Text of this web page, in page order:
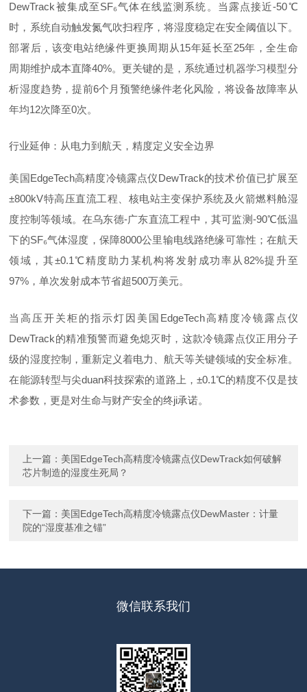
DewTrack被集成至SF₆气体在线监测系统。当露点接近-50℃
时，系统自动触发氮气吹扫程序，将湿度稳定在安全阈值以下。
部署后，该变电站绝缘件更换周期从15年延长至25年，全生命
周期维护成本直降40%。更关键的是，系统通过机器学习模型分
析湿度趋势，提前6个月预警绝缘件老化风险，将设备故障率从
年均12次降至0次。
行业延伸：从电力到航天，精度定义安全边界
美国EdgeTech高精度冷镜露点仪DewTrack的技术价值已扩展至
±800kV特高压直流工程、核电站主变保护系统及火箭燃料舱湿
度控制等领域。在乌东德-广东直流工程中，其可监测-90℃低温
下的SF₆气体湿度，保障8000公里输电线路绝缘可靠性；在航天
领域，其±0.1℃精度助力某机构将发射成功率从82%提升至
97%，单次发射成本节省超500万美元。
当高压开关柜的指示灯因美国EdgeTech高精度冷镜露点仪
DewTrack的精准预警而避免熄灭时，这款冷镜露点仪正用分子
级的湿度控制，重新定义着电力、航天等关键领域的安全标准。
在能源转型与尖duan科技探索的道路上，±0.1℃的精度不仅是技
术参数，更是对生命与财产安全的终ji承诺。
上一篇： 美国EdgeTech高精度冷镜露点仪DewTrack如何破解
芯片制造的湿度生死局？
下一篇： 美国EdgeTech高精度冷镜露点仪DewMaster：计量
院的“湿度基准之锚”
微信联系我们